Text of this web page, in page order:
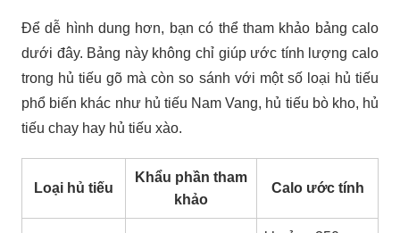
Để dễ hình dung hơn, bạn có thể tham khảo bảng calo
dưới đây. Bảng này không chỉ giúp ước tính lượng calo
trong hủ tiếu gõ mà còn so sánh với một số loại hủ tiếu
phổ biến khác như hủ tiếu Nam Vang, hủ tiếu bò kho, hủ
tiếu chay hay hủ tiếu xào.
Loại hủ tiếu
Khẩu phần tham
khảo
Calo ước tính